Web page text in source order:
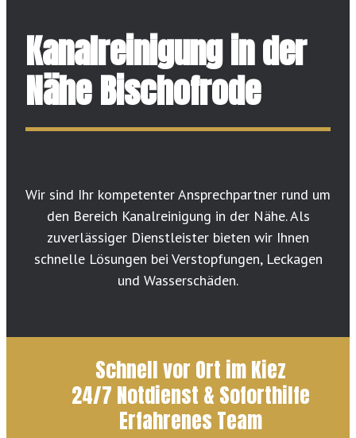
Kanalreinigung in der
Nähe Bischofrode
Wir sind Ihr kompetenter Ansprechpartner rund um
den Bereich Kanalreinigung in der Nähe. Als
zuverlässiger Dienstleister bieten wir Ihnen
schnelle Lösungen bei Verstopfungen, Leckagen
und Wasserschäden.
Schnell vor Ort im Kiez
24/7 Notdienst & Soforthilfe
Erfahrenes Team